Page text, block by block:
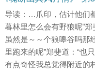
导读：…爪印，估计他们
暮林里怎么会有野狼呢”
虽然是～～个狼嗥谷吗那
里跑来的呢”郑斐道：“也
有点奇怪我总觉得附近的